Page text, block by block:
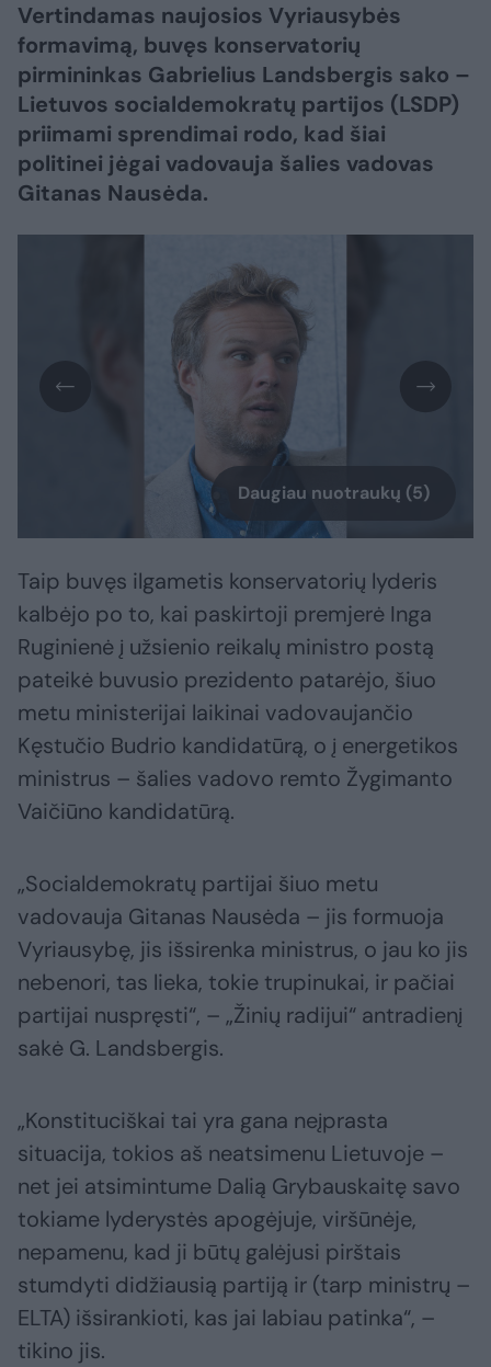
Vertindamas naujosios Vyriausybės
formavimą, buvęs konservatorių
pirmininkas Gabrielius Landsbergis sako –
Lietuvos socialdemokratų partijos (LSDP)
priimami sprendimai rodo, kad šiai
politinei jėgai vadovauja šalies vadovas
Gitanas Nausėda.
Daugiau nuotraukų (5)
Taip buvęs ilgametis konservatorių lyderis
kalbėjo po to, kai paskirtoji premjerė Inga
Ruginienė į užsienio reikalų ministro postą
pateikė buvusio prezidento patarėjo, šiuo
metu ministerijai laikinai vadovaujančio
Kęstučio Budrio kandidatūrą, o į energetikos
ministrus – šalies vadovo remto Žygimanto
Vaičiūno kandidatūrą.
„Socialdemokratų partijai šiuo metu
vadovauja Gitanas Nausėda – jis formuoja
Vyriausybę, jis išsirenka ministrus, o jau ko jis
nebenori, tas lieka, tokie trupinukai, ir pačiai
partijai nuspręsti“, – „Žinių radijui“ antradienį
sakė G. Landsbergis.
„Konstituciškai tai yra gana neįprasta
situacija, tokios aš neatsimenu Lietuvoje –
net jei atsimintume Dalią Grybauskaitę savo
tokiame lyderystės apogėjuje, viršūnėje,
nepamenu, kad ji būtų galėjusi pirštais
stumdyti didžiausią partiją ir (tarp ministrų –
ELTA) išsirankioti, kas jai labiau patinka“, –
tikino jis.